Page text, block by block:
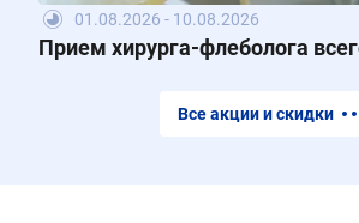
01.08.2026 - 10.08.2026
Прием хирурга-флеболога
Все акции и скидки